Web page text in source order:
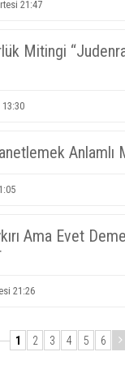
21:47
Mitingi
13:30
Anlamlı
Ama Evet
21:26
1 2 3 4 5 6